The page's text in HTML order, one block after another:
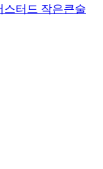
스터드 작은큰술